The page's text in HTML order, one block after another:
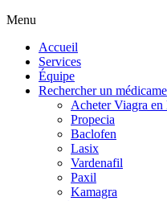
Menu
Accueil
Services
Équipe
Rechercher un
Acheter Viagra en
Propecia
Baclofen
Lasix
Vardenafil
Paxil
Kamagra